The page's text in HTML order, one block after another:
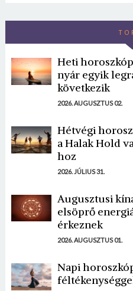
Heti
nyár egyik
következik
2026. AUGUSZTUS 02.
Hétvégi
a Halak Hold
hoz
2026. JÚLIUS 31.
Augusztusi
elsöprő
érkeznek
2026. AUGUSZTUS 01.
Napi